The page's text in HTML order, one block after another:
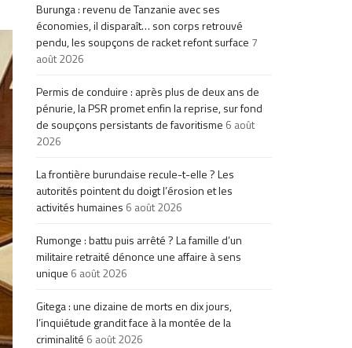
Burunga : revenu de Tanzanie avec ses
économies, il disparaît… son corps retrouvé
pendu, les soupçons de racket refont surface 7
août 2026
Permis de conduire : après plus de deux ans de
pénurie, la PSR promet enfin la reprise, sur fond
de soupçons persistants de favoritisme 6 août
2026
La frontière burundaise recule-t-elle ? Les
autorités pointent du doigt l’érosion et les
activités humaines 6 août 2026
Rumonge : battu puis arrêté ? La famille d’un
militaire retraité dénonce une affaire à sens
unique 6 août 2026
Gitega : une dizaine de morts en dix jours,
l’inquiétude grandit face à la montée de la
criminalité 6 août 2026